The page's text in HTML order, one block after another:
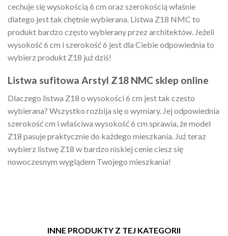
cechuje się wysokością 6 cm oraz szerokością właśnie
dlatego jest tak chętnie wybierana. Listwa Z18 NMC to
produkt bardzo często wybierany przez architektów. Jeżeli
wysokość 6 cm i szerokość 6 jest dla Ciebie odpowiednia to
wybierz produkt Z18 już dziś!
Listwa sufitowa Arstyl Z18 NMC sklep online
Dlaczego listwa Z18 o wysokości 6 cm jest tak czesto
wybierana? Wszystko rozbija się o wymiary. Jej odpowiednia
szerokość cm i właściwa wysokość 6 cm sprawia, że model
Z18 pasuje praktycznie do każdego mieszkania. Już teraz
wybierz listwę Z18 w bardzo niskiej cenie ciesz się
nowoczesnym wyglądem Twojego mieszkania!
INNE PRODUKTY Z TEJ KATEGORII